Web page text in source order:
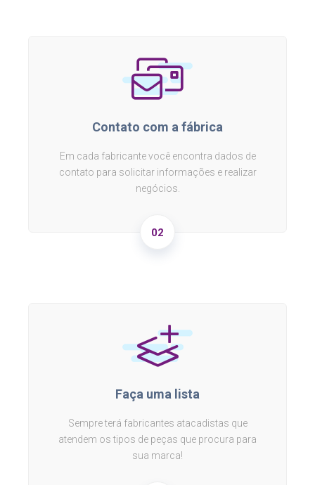
02
Contato com a fábrica
Em cada fabricante você encontra dados de
contato para solicitar informações e realizar
negócios.
Faça uma lista
Sempre terá fabricantes atacadistas que
atendem os tipos de peças que procura para
sua marca!